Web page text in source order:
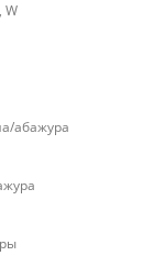
W
абажура